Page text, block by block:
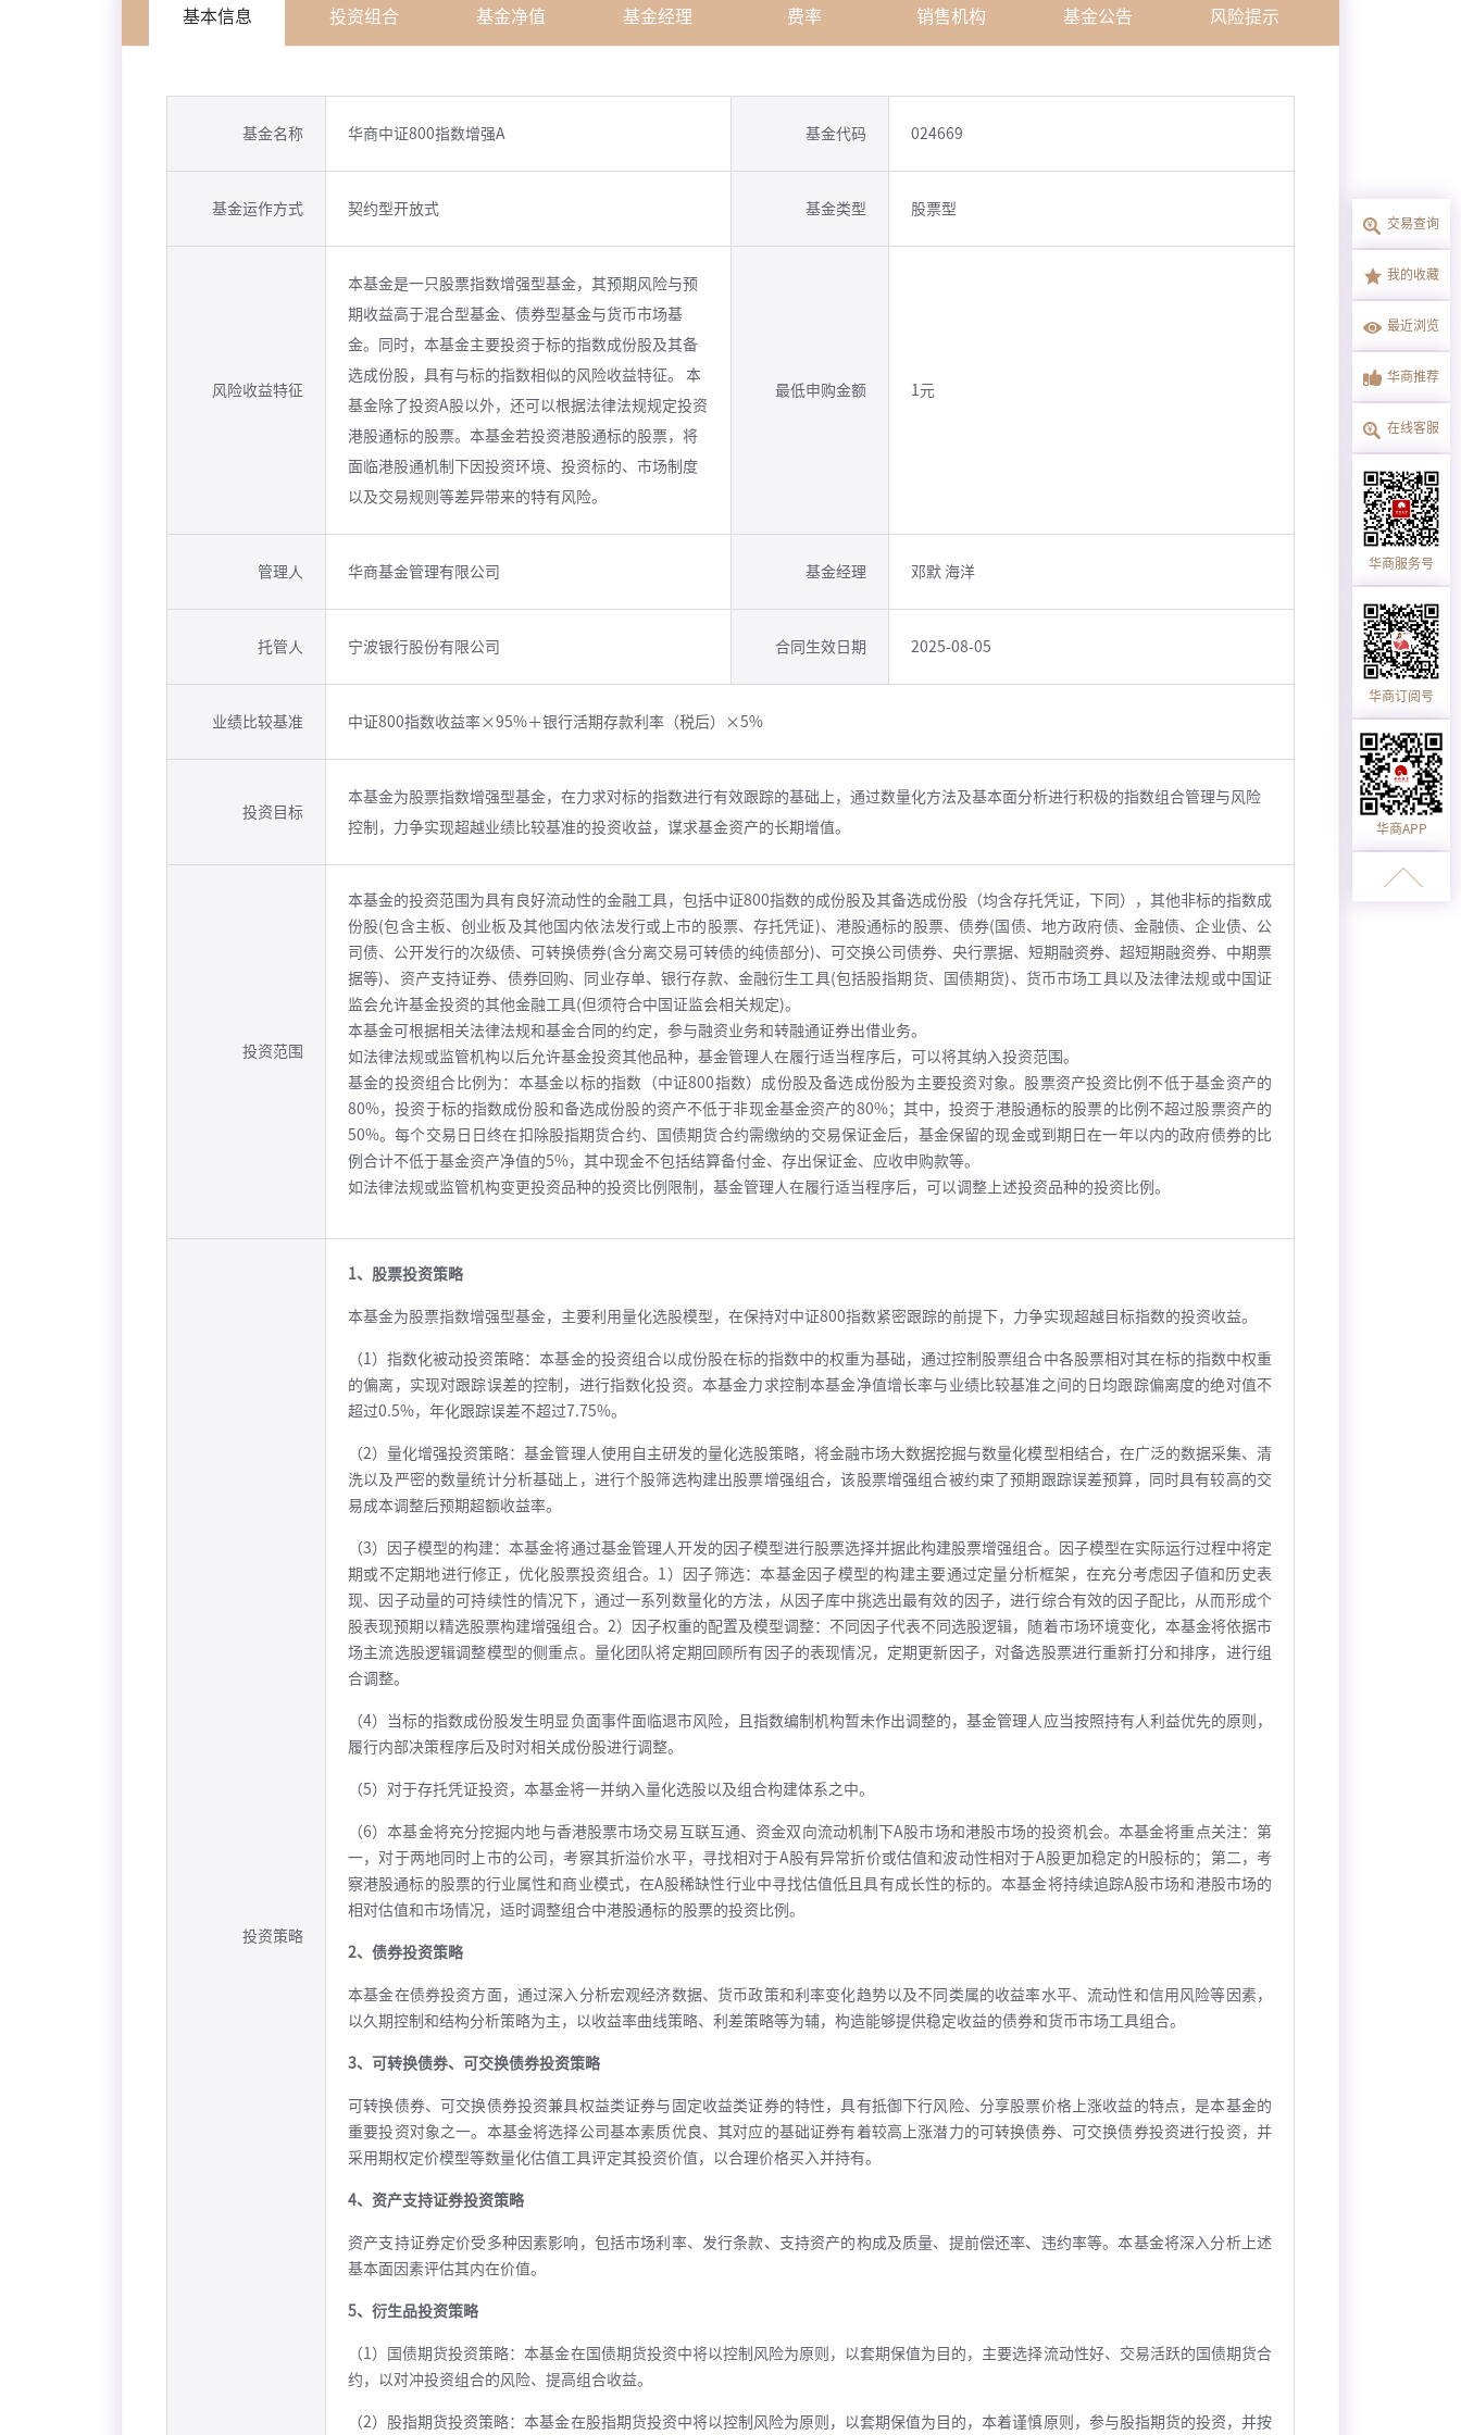
交易查询
我的收藏
最近浏览
华商推荐
在线客服
华商服务号
华商订阅号
华商APP
基本信息 投资组合 基金净值 基金经理 费率 销售机构 基金公告 风险提示
基金名称 华商中证800指数增强A 基金代码 024669
基金运作方式 契约型开放式 基金类型 股票型
风险收益特征
本基金是一只股票指数增强型基金，其预期风险与预
期收益高于混合型基金、债券型基金与货币市场基
金。同时，本基金主要投资于标的指数成份股及其备
选成份股，具有与标的指数相似的风险收益特征。 本
基金除了投资A股以外，还可以根据法律法规规定投资
港股通标的股票。本基金若投资港股通标的股票，将
面临港股通机制下因投资环境、投资标的、市场制度
以及交易规则等差异带来的特有风险。
最低申购金额 1元
管理人 华商基金管理有限公司 基金经理 邓默 海洋
托管人 宁波银行股份有限公司 合同生效日期 2025-08-05
业绩比较基准 中证800指数收益率×95%＋银行活期存款利率（税后）×5%
投资目标
本基金为股票指数增强型基金，在力求对标的指数进行有效跟踪的基础上，通过数量化方法及基本面分析进行积极的指数组合管理与风险
控制，力争实现超越业绩比较基准的投资收益，谋求基金资产的长期增值。
投资范围
本基金的投资范围为具有良好流动性的金融工具，包括中证800指数的成份股及其备选成份股（均含存托凭证，下同），其他非标的指数成
份股(包含主板、创业板及其他国内依法发行或上市的股票、存托凭证)、港股通标的股票、债券(国债、地方政府债、金融债、企业债、公
司债、公开发行的次级债、可转换债券(含分离交易可转债的纯债部分)、可交换公司债券、央行票据、短期融资券、超短期融资券、中期票
据等)、资产支持证券、债券回购、同业存单、银行存款、金融衍生工具(包括股指期货、国债期货)、货币市场工具以及法律法规或中国证
监会允许基金投资的其他金融工具(但须符合中国证监会相关规定)。
本基金可根据相关法律法规和基金合同的约定，参与融资业务和转融通证券出借业务。
如法律法规或监管机构以后允许基金投资其他品种，基金管理人在履行适当程序后，可以将其纳入投资范围。
基金的投资组合比例为：本基金以标的指数（中证800指数）成份股及备选成份股为主要投资对象。股票资产投资比例不低于基金资产的
80%，投资于标的指数成份股和备选成份股的资产不低于非现金基金资产的80%；其中，投资于港股通标的股票的比例不超过股票资产的
50%。每个交易日日终在扣除股指期货合约、国债期货合约需缴纳的交易保证金后，基金保留的现金或到期日在一年以内的政府债券的比
例合计不低于基金资产净值的5%，其中现金不包括结算备付金、存出保证金、应收申购款等。
如法律法规或监管机构变更投资品种的投资比例限制，基金管理人在履行适当程序后，可以调整上述投资品种的投资比例。
投资策略
1、股票投资策略
本基金为股票指数增强型基金，主要利用量化选股模型，在保持对中证800指数紧密跟踪的前提下，力争实现超越目标指数的投资收益。
（1）指数化被动投资策略：本基金的投资组合以成份股在标的指数中的权重为基础，通过控制股票组合中各股票相对其在标的指数中权重
的偏离，实现对跟踪误差的控制，进行指数化投资。本基金力求控制本基金净值增长率与业绩比较基准之间的日均跟踪偏离度的绝对值不
超过0.5%，年化跟踪误差不超过7.75%。
（2）量化增强投资策略：基金管理人使用自主研发的量化选股策略，将金融市场大数据挖掘与数量化模型相结合，在广泛的数据采集、清
洗以及严密的数量统计分析基础上，进行个股筛选构建出股票增强组合，该股票增强组合被约束了预期跟踪误差预算，同时具有较高的交
易成本调整后预期超额收益率。
（3）因子模型的构建：本基金将通过基金管理人开发的因子模型进行股票选择并据此构建股票增强组合。因子模型在实际运行过程中将定
期或不定期地进行修正，优化股票投资组合。1）因子筛选：本基金因子模型的构建主要通过定量分析框架，在充分考虑因子值和历史表
现、因子动量的可持续性的情况下，通过一系列数量化的方法，从因子库中挑选出最有效的因子，进行综合有效的因子配比，从而形成个
股表现预期以精选股票构建增强组合。2）因子权重的配置及模型调整：不同因子代表不同选股逻辑，随着市场环境变化，本基金将依据市
场主流选股逻辑调整模型的侧重点。量化团队将定期回顾所有因子的表现情况，定期更新因子，对备选股票进行重新打分和排序，进行组
合调整。
（4）当标的指数成份股发生明显负面事件面临退市风险，且指数编制机构暂未作出调整的，基金管理人应当按照持有人利益优先的原则，
履行内部决策程序后及时对相关成份股进行调整。
（5）对于存托凭证投资，本基金将一并纳入量化选股以及组合构建体系之中。
（6）本基金将充分挖掘内地与香港股票市场交易互联互通、资金双向流动机制下A股市场和港股市场的投资机会。本基金将重点关注：第
一，对于两地同时上市的公司，考察其折溢价水平，寻找相对于A股有异常折价或估值和波动性相对于A股更加稳定的H股标的；第二，考
察港股通标的股票的行业属性和商业模式，在A股稀缺性行业中寻找估值低且具有成长性的标的。本基金将持续追踪A股市场和港股市场的
相对估值和市场情况，适时调整组合中港股通标的股票的投资比例。
2、债券投资策略
本基金在债券投资方面，通过深入分析宏观经济数据、货币政策和利率变化趋势以及不同类属的收益率水平、流动性和信用风险等因素，
以久期控制和结构分析策略为主，以收益率曲线策略、利差策略等为辅，构造能够提供稳定收益的债券和货币市场工具组合。
3、可转换债券、可交换债券投资策略
可转换债券、可交换债券投资兼具权益类证券与固定收益类证券的特性，具有抵御下行风险、分享股票价格上涨收益的特点，是本基金的
重要投资对象之一。本基金将选择公司基本素质优良、其对应的基础证券有着较高上涨潜力的可转换债券、可交换债券投资进行投资，并
采用期权定价模型等数量化估值工具评定其投资价值，以合理价格买入并持有。
4、资产支持证券投资策略
资产支持证券定价受多种因素影响，包括市场利率、发行条款、支持资产的构成及质量、提前偿还率、违约率等。本基金将深入分析上述
基本面因素评估其内在价值。
5、衍生品投资策略
（1）国债期货投资策略：本基金在国债期货投资中将以控制风险为原则，以套期保值为目的，主要选择流动性好、交易活跃的国债期货合
约，以对冲投资组合的风险、提高组合收益。
（2）股指期货投资策略：本基金在股指期货投资中将以控制风险为原则，以套期保值为目的，本着谨慎原则，参与股指期货的投资，并按